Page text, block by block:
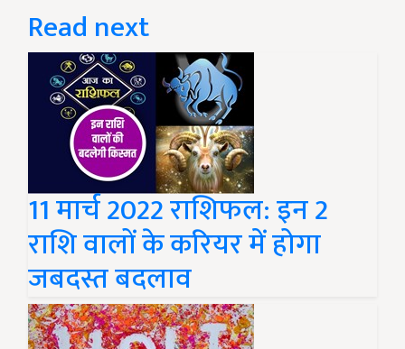
Read next
11 मार्च 2022 राशिफल: इन 2
राशि वालों के करियर में होगा
जबदस्त बदलाव